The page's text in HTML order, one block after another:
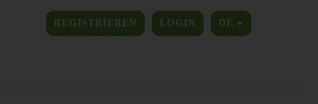
REGISTRIEREN LOGIN DE
SPRACHE